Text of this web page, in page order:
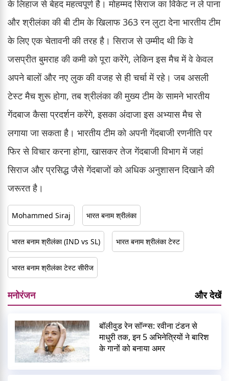
के लिहाज से बेहद महत्वपूर्ण है। मोहम्मद सिराज का विकेट न ले पाना
और श्रीलंका की बी टीम के खिलाफ 363 रन लुटा देना भारतीय टीम
के लिए एक चेतावनी की तरह है। सिराज से उम्मीद थी कि वे
जसप्रीत बुमराह की कमी को पूरा करेंगे, लेकिन इस मैच में वे केवल
अपने बालों और नए लुक की वजह से ही चर्चा में रहे। जब असली
टेस्ट मैच शुरू होगा, तब श्रीलंका की मुख्य टीम के सामने भारतीय
गेंदबाज कैसा प्रदर्शन करेंगे, इसका अंदाजा इस अभ्यास मैच से
लगाया जा सकता है। भारतीय टीम को अपनी गेंदबाजी रणनीति पर
फिर से विचार करना होगा, खासकर तेज गेंदबाजी विभाग में जहां
सिराज और प्रसिद्ध जैसे गेंदबाजों को अधिक अनुशासन दिखाने की
जरूरत है।
Mohammed Siraj भारत बनाम श्रीलंका
भारत बनाम श्रीलंका (IND vs SL) भारत बनाम श्रीलंका टेस्ट
भारत बनाम श्रीलंका टेस्ट सीरीज
मनोरंजन और देखें
बॉलीवुड रेन सॉन्ग्स: रवीना टंडन से
माधुरी तक, इन 5 अभिनेत्रियों ने बारिश
के गानों को बनाया अमर